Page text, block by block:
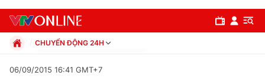
CHUYỂN ĐỘNG 24H
Xã hội
06/09/2015 16:41 GMT+7